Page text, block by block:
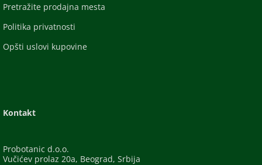
Pretražite prodajna mesta
Politika privatnosti
Opšti uslovi kupovine
Kontakt
Probotanic d.o.o.
Vučićev prolaz 20a, Beograd, Srbija